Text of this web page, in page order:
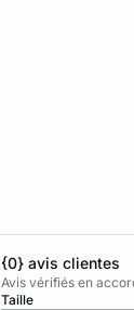
{0} avis clientes
Avis vérifiés en
Taille